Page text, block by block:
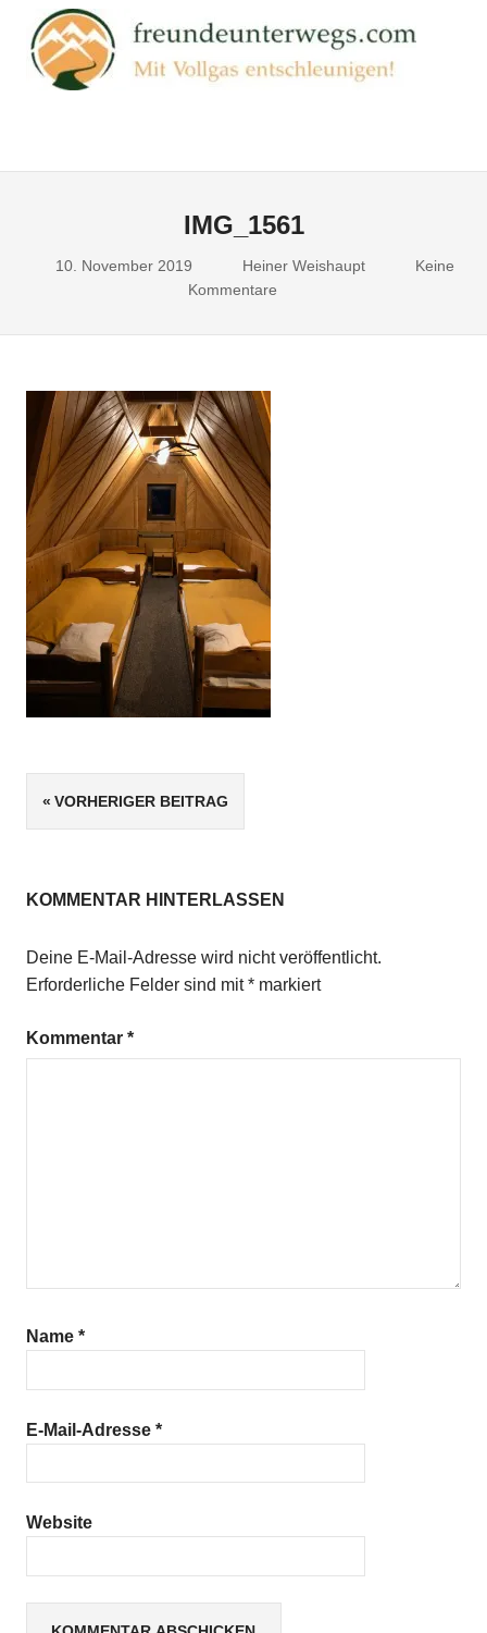
Inhalt
springen
IMG_1561
10. November 2019 Heiner Weishaupt
Keine
Kommentare
Beitragsnavigation
VORHERIGER BEITRAG
KOMMENTAR HINTERLASSEN
Deine E-Mail-Adresse wird nicht veröffentlicht.
Erforderliche Felder sind mit* markiert
Kommentar *
Name *
E-Mail-Adresse *
Website